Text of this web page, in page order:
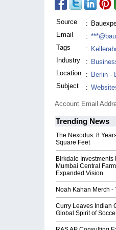
Source :
Email
:
Tags
:
Industry
:
Location
: Berlin -
Subject
:
Account Email
Trending News
The Nexodus: 8
Square Feet
Birkdale Investments
Mumbai Central
Expanded Vision
Noah Kahan Merch -
Curry Leaves Indian
Global Spirit of